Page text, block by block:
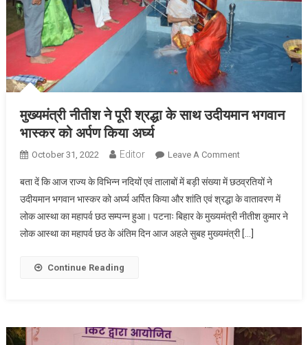
मुख्यमंत्री नीतीश ने पूरी श्रद्धा के साथ उदीयमान भगवान
भास्कर को अर्पण किया अर्घ्य
October 31, 2022 Editor Leave A CommentOn
नीतीश
ने
पूरी
श्रद्धा
को
बता दें कि आज राज्य के विभिन्न नदियों एवं तालाबों में बड़ी संख्या में छठव्रतियों ने
उदीयमान भगवान भास्कर को अर्घ्य अर्पित किया और शांति एवं श्रद्धा के वातावरण में
लोक आस्था का महापर्व छठ सम्पन्न हुआ। पटनाः बिहार के मुख्यमंत्री नीतीश कुमार ने
लोक आस्था का महापर्व छठ के अंतिम दिन आज अहले सुबह मुख्यमंत्री […]
Continue Reading